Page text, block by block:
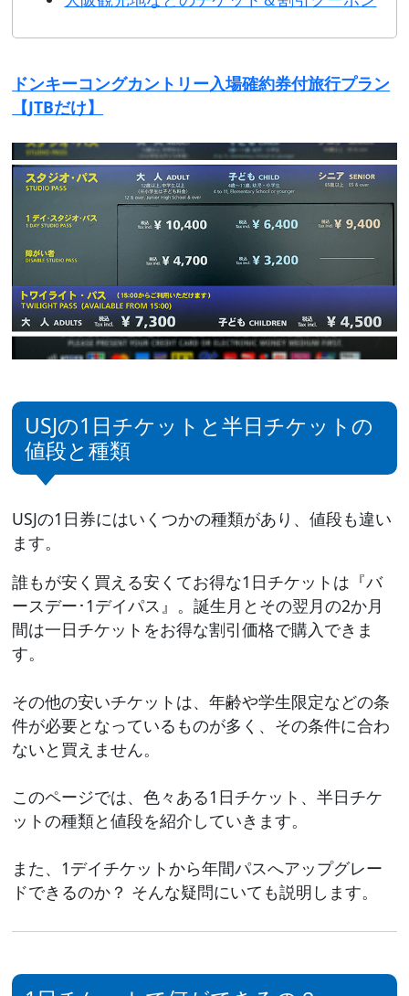
ドンキーコングカントリー入場確約券付旅行プラン
【JTBだけ】
USJの1日チケットと半日チケットの
値段と種類
USJの1日券にはいくつかの種類があり、値段も違い
ます。
誰もが安く買える安くてお得な1日チケットは『バ
ースデー･1デイパス』。誕生月とその翌月の2か月
間は一日チケットをお得な割引価格で購入できま
す。
その他の安いチケットは、年齢や学生限定などの条
件が必要となっているものが多く、その条件に合わ
ないと買えません。
このページでは、色々ある1日チケット、半日チケ
ットの種類と値段を紹介していきます。
また、1デイチケットから年間パスへアップグレー
ドできるのか？ そんな疑問にいても説明します。